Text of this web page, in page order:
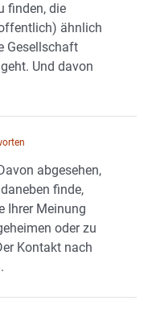
finden, die
ähnlich
Gesellschaft
Und davon
abgesehen,
finde,
Ihrer Meinung
oder zu
Kontakt nach